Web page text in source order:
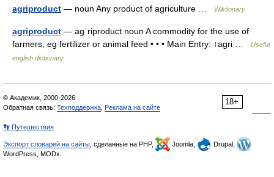
agriproduct — noun Any product of agriculture … Wiktionary
agriproduct — agˈriproduct noun A commodity for the use of
farmers, eg fertilizer or animal feed • • • Main Entry: ↑agri …
Useful
english dictionary
18+
© Академик, 2000-2026
Обратная связь: Техподдержка Реклама на сайте
👣 Путешествия
Экспорт словарей на сайты , сделанные на PHP, Joomla,
Drupal,
WordPress, MODx.